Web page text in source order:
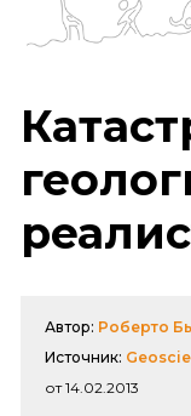
Автор: Роберто
Источник:
от 14.02.2013